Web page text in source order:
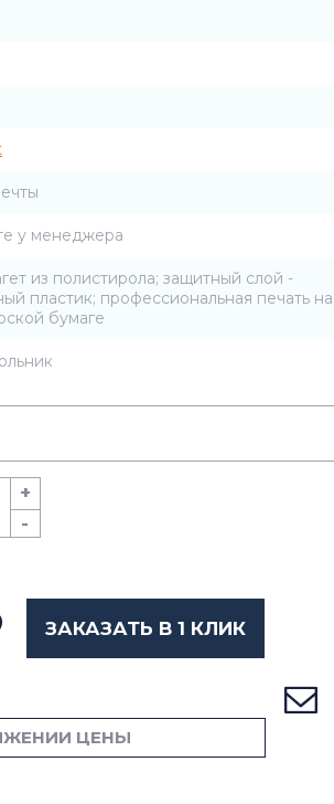
у менеджера
из полистирола; защитный слой -
пластик; профессиональная печать на
бумаге
+
-
ЗАКАЗАТЬ В 1 КЛИК
ЦЕНЫ